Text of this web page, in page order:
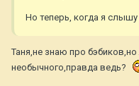
Но теперь, когда я
Таня,не знаю про
необычного,правда ведь?